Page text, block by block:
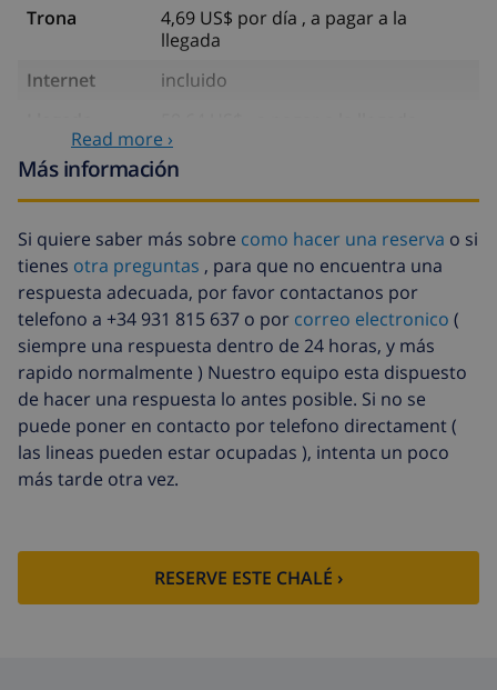
Trona
4,69 US$ por día , a pagar a la
llegada
Internet
incluido
tardía
Cama extra
14,07 US$ por día , a pagar a la
llegada
Sábanas y
toallas
incluido por persona
Sábanas
extra
17,59 US$ por persona , a pagar a la
llegada
Toallas extra
8,80 US$ por persona , a pagar a la
llegada
Salida tardía
113,75 US$
Limpieza
extra
basado en consumo de energía
(52,77 US$/HOUR)
cancelación:
Read more ›
Más información
Si quiere saber más sobre como hacer una reserva o si
tienes otra preguntas , para que no encuentra una
respuesta adecuada, por favor contactanos por
telefono a +34 931 815 637 o por correo electronico (
siempre una respuesta dentro de 24 horas, y más
rapido normalmente ) Nuestro equipo esta dispuesto
de hacer una respuesta lo antes posible. Si no se
puede poner en contacto por telefono directament (
las lineas pueden estar ocupadas ), intenta un poco
más tarde otra vez.
RESERVE ESTE CHALÉ ›